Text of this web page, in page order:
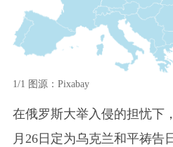
1/1 图源：Pixabay
在俄罗斯大举入侵的担忧下
月26日定为乌克兰和平祷告